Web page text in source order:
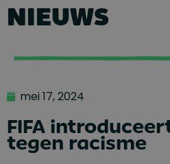
NIEUWS
mei 17, 2024
FIFA
tegen racisme